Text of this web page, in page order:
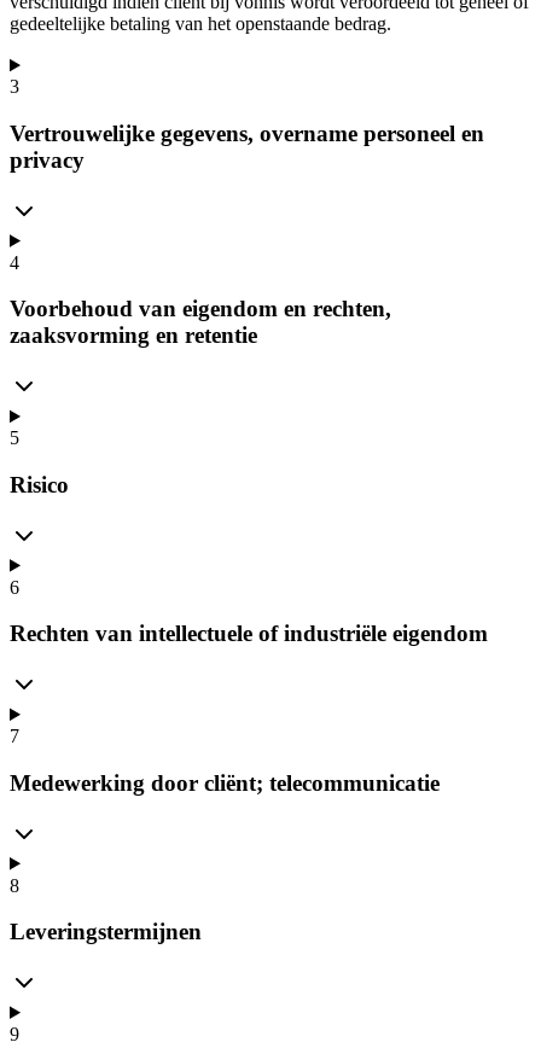
gedeeltelijke betaling van het openstaande bedrag.
3
Vertrouwelijke gegevens, overname personeel en
privacy
4
Voorbehoud van eigendom en rechten,
zaaksvorming en retentie
5
Risico
6
Rechten van intellectuele of industriële eigendom
7
Medewerking door cliënt; telecommunicatie
8
Leveringstermijnen
9